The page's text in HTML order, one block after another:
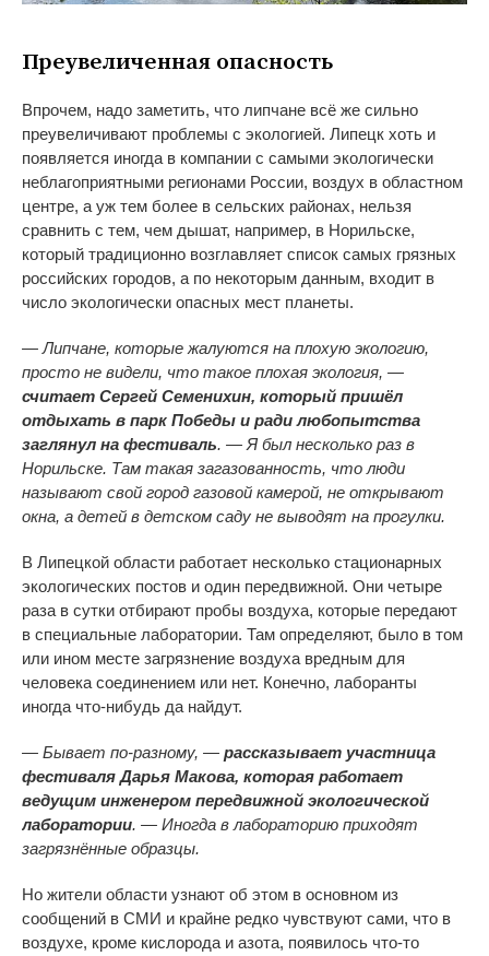
Преувеличенная опасность
Впрочем, надо заметить, что липчане всё же сильно
преувеличивают проблемы с экологией. Липецк хоть и
появляется иногда в компании с самыми экологически
неблагоприятными регионами России, воздух в областном
центре, а уж тем более в сельских районах, нельзя
сравнить с тем, чем дышат, например, в Норильске,
который традиционно возглавляет список самых грязных
российских городов, а по некоторым данным, входит в
число экологически опасных мест планеты.
— Липчане, которые жалуются на плохую экологию,
просто не видели, что такое плохая экология, —
считает Сергей Семенихин, который пришёл
отдыхать в парк Победы и ради любопытства
заглянул на фестиваль. — Я был несколько раз в
Норильске. Там такая загазованность, что люди
называют свой город газовой камерой, не открывают
окна, а детей в детском саду не выводят на прогулки.
В Липецкой области работает несколько стационарных
экологических постов и один передвижной. Они четыре
раза в сутки отбирают пробы воздуха, которые передают
в специальные лаборатории. Там определяют, было в том
или ином месте загрязнение воздуха вредным для
человека соединением или нет. Конечно, лаборанты
иногда что-нибудь да найдут.
— Бывает по-разному, — рассказывает участница
фестиваля Дарья Макова, которая работает
ведущим инженером передвижной экологической
лаборатории. — Иногда в лабораторию приходят
загрязнённые образцы.
Но жители области узнают об этом в основном из
сообщений в СМИ и крайне редко чувствуют сами, что в
воздухе, кроме кислорода и азота, появилось что-то